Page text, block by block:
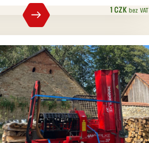
1 CZKbez VAT
EASY Joystic
37 cm
8 ton